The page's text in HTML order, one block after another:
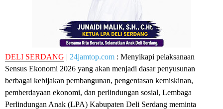
DELI SERDANG | 24jamtop.com : Menyikapi pelaksanaan
Sensus Ekonomi 2026 yang akan menjadi dasar penyusunan
berbagai kebijakan pembangunan, pengentasan kemiskinan,
pemberdayaan ekonomi, dan perlindungan sosial, Lembaga
Perlindungan Anak (LPA) Kabupaten Deli Serdang meminta